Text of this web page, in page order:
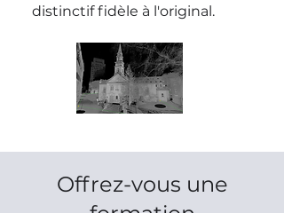
distinctif fidèle à l'original.
Offrez-vous une